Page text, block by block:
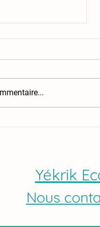
- Kajou s'occupe
Yékrik
Nous